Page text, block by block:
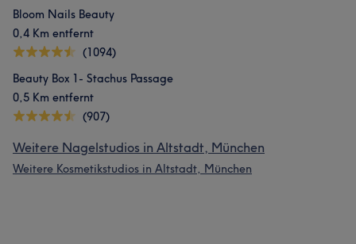
Bloom Nails Beauty
0,4 Km entfernt
(1094)
Beauty Box 1- Stachus Passage
0,5 Km entfernt
(907)
Weitere Nagelstudios in Altstadt, München
Weitere Kosmetikstudios in Altstadt, München